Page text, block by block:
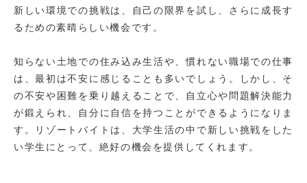
新しい環境での挑戦は、自己の限界を試し、さらに成長す
るための素晴らしい機会です。
知らない土地での住み込み生活や、慣れない職場での仕事
は、最初は不安に感じることも多いでしょう。しかし、そ
の不安や困難を乗り越えることで、自立心や問題解決能力
が鍛えられ、自分に自信を持つことができるようになりま
す。リゾートバイトは、大学生活の中で新しい挑戦をした
い学生にとって、絶好の機会を提供してくれます。